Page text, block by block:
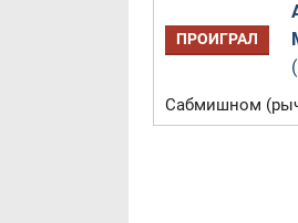
ПРОИГРАЛ
Сабмишном